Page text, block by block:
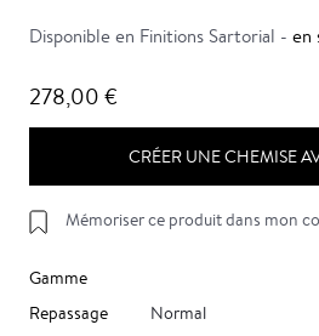
Disponible en Finitions Sartorial - en
278,00 €
CRÉER UNE CHEMISE
Mémoriser ce produit dans mon
Gamme
Repassage
Normal